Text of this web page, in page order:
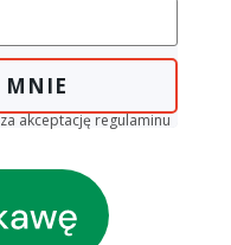
MNIE
akceptację regulaminu